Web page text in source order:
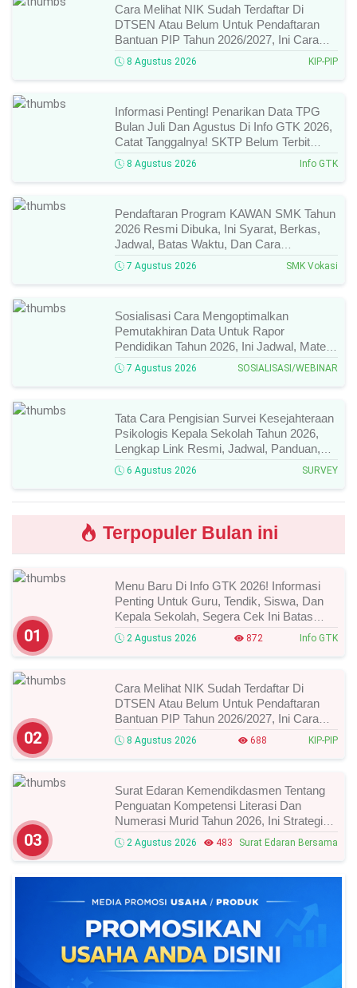
Cara Melihat NIK Sudah Terdaftar Di
DTSEN Atau Belum Untuk Pendaftaran
Bantuan PIP Tahun 2026/2027, Ini Cara
Cek Dan Syarat Perubahan Desil!
8 Agustus 2026 KIP-PIP
Informasi Penting! Penarikan Data TPG
Bulan Juli Dan Agustus Di Info GTK 2026,
Catat Tanggalnya! SKTP Belum Terbit
Januari–Juni, Ini Prosesnya!
8 Agustus 2026 Info GTK
Pendaftaran Program KAWAN SMK Tahun
2026 Resmi Dibuka, Ini Syarat, Berkas,
Jadwal, Batas Waktu, Dan Cara
Pendaftarannya!
7 Agustus 2026 SMK Vokasi
Sosialisasi Cara Mengoptimalkan
Pemutakhiran Data Untuk Rapor
Pendidikan Tahun 2026, Ini Jadwal, Materi,
Narasumber, Dan Link Mengikutinya!
7 Agustus 2026 SOSIALISASI/WEBINAR
Tata Cara Pengisian Survei Kesejahteraan
Psikologis Kepala Sekolah Tahun 2026,
Lengkap Link Resmi, Jadwal, Panduan,
Dan Hal Yang Wajib Diperhatikan!
6 Agustus 2026 SURVEY
Terpopuler Bulan ini
01
Menu Baru Di Info GTK 2026! Informasi
Penting Untuk Guru, Tendik, Siswa, Dan
Kepala Sekolah, Segera Cek Ini Batas
Waktunya!
2 Agustus 2026 872 Info GTK
02
Cara Melihat NIK Sudah Terdaftar Di
DTSEN Atau Belum Untuk Pendaftaran
Bantuan PIP Tahun 2026/2027, Ini Cara
Cek Dan Syarat Perubahan Desil!
8 Agustus 2026 688 KIP-PIP
03
Surat Edaran Kemendikdasmen Tentang
Penguatan Kompetensi Literasi Dan
Numerasi Murid Tahun 2026, Ini Strategi
Dan Alurnya
2 Agustus 2026 483 Surat Edaran Bersama